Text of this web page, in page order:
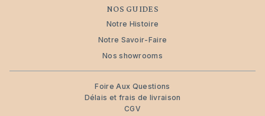
NOS GUIDES
Notre Histoire
Notre Savoir-Faire
Nos showrooms
Foire Aux Questions
Délais et frais de livraison
CGV